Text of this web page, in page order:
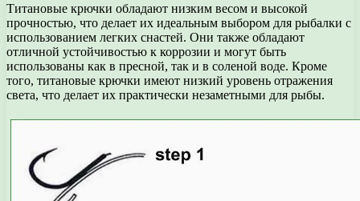
Титановые крючки обладают низким весом и высокой
прочностью, что делает их идеальным выбором для рыбалки с
использованием легких снастей. Они также обладают
отличной устойчивостью к коррозии и могут быть
использованы как в пресной, так и в соленой воде. Кроме
того, титановые крючки имеют низкий уровень отражения
света, что делает их практически незаметными для рыбы.